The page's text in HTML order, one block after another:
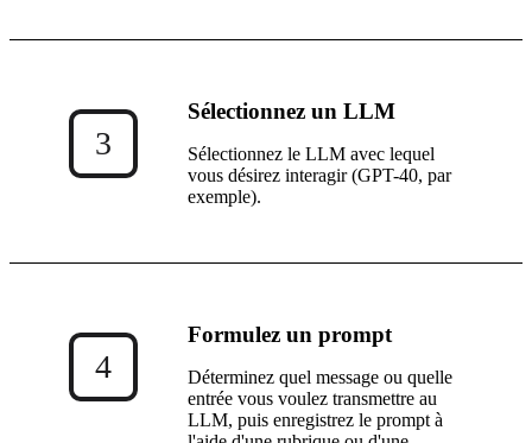
3
Sélectionnez un LLM
Sélectionnez le LLM avec lequel
vous désirez interagir (GPT-40, par
exemple).
4
Formulez un prompt
Déterminez quel message ou quelle
entrée vous voulez transmettre au
LLM, puis enregistrez le prompt à